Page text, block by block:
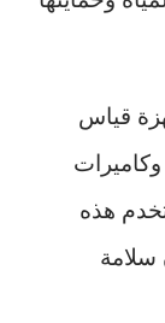
قياس
هذه
سلامة